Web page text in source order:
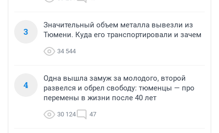
3
Значительный объем металла вывезли из
Тюмени. Куда его транспортировали и зачем
34 544
4
Одна вышла замуж за молодого, второй
развелся и обрел свободу: тюменцы — про
перемены в жизни после 40 лет
30 124 47